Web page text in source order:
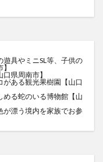
具やミニSL等、子供の
県周南市】
ある観光果樹園【山口
める蛇のいる博物館【山
が漂う境内を家族でお参